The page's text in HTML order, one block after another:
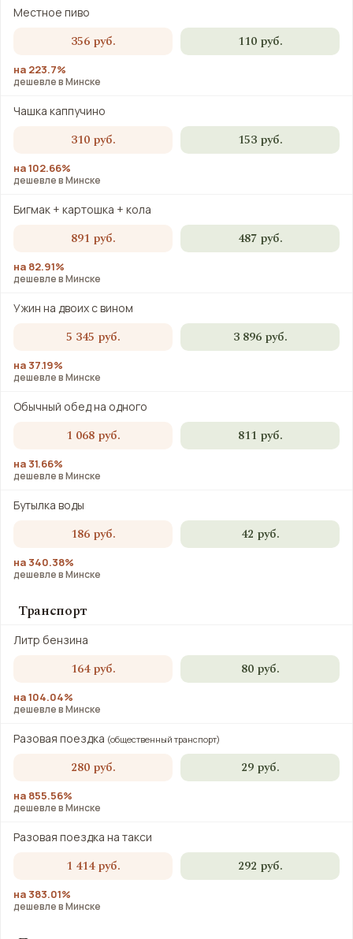
Местное пиво
356 руб. 110 руб.
на 223.7%
дешевле в Минске
Чашка каппучино
310 руб. 153 руб.
на 102.66%
дешевле в Минске
Бигмак + картошка + кола
891 руб. 487 руб.
на 82.91%
дешевле в Минске
Ужин на двоих с вином
5 345 руб. 3 896 руб.
на 37.19%
дешевле в Минске
Обычный обед на одного
1 068 руб. 811 руб.
на 31.66%
дешевле в Минске
Бутылка воды
186 руб. 42 руб.
на 340.38%
дешевле в Минске
Транспорт
Литр бензина
164 руб. 80 руб.
на 104.04%
дешевле в Минске
Разовая поездка (общественный транспорт)
280 руб. 29 руб.
на 855.56%
дешевле в Минске
Разовая поездка на такси
1 414 руб. 292 руб.
на 383.01%
дешевле в Минске